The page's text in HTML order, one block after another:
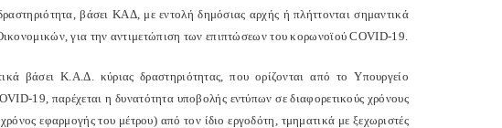
βάσει ΚΑΔ, με εντολή δημόσιας αρχής ή πλήττονται σημαντικά
για την αντιμετώπιση των επιπτώσεων του κορωνοϊού COVID-19.
βάσει Κ.Α.Δ. κύριας δραστηριότητας, που ορίζονται από το Υπουργείο
19, παρέχεται η δυνατότητα υποβολής εντύπων σε διαφορετικούς χρόνους
εφαρμογής του μέτρου) από τον ίδιο εργοδότη, τμηματικά με ξεχωριστές